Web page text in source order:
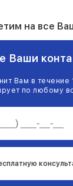
на все
Ваши
Вам в течение
по любому